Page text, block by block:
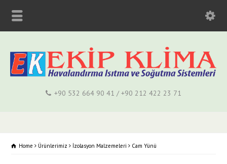
+90 532 664 90 41 / +90 212 422 23 71
Home Ürünlerimiz İzolasyon Malzemeleri Cam Yünü